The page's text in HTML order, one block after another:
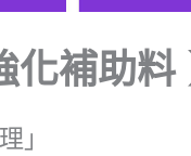
化補助料
」